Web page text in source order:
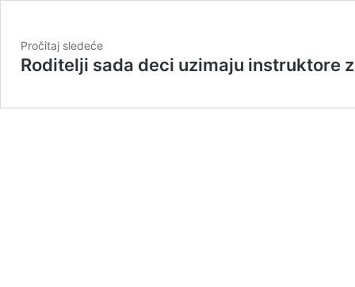
Pročitaj sledeće
Roditelji sada deci uzimaju instruktore